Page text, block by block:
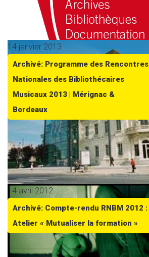
14 janvier 2013
Archivé: Programme des Rencontres
Nationales des Bibliothécaires
Musicaux 2013 | Mérignac &
Bordeaux
14 avril 2012
Archivé: Compte-rendu RNBM 2012 :
Atelier « Mutualiser la formation »